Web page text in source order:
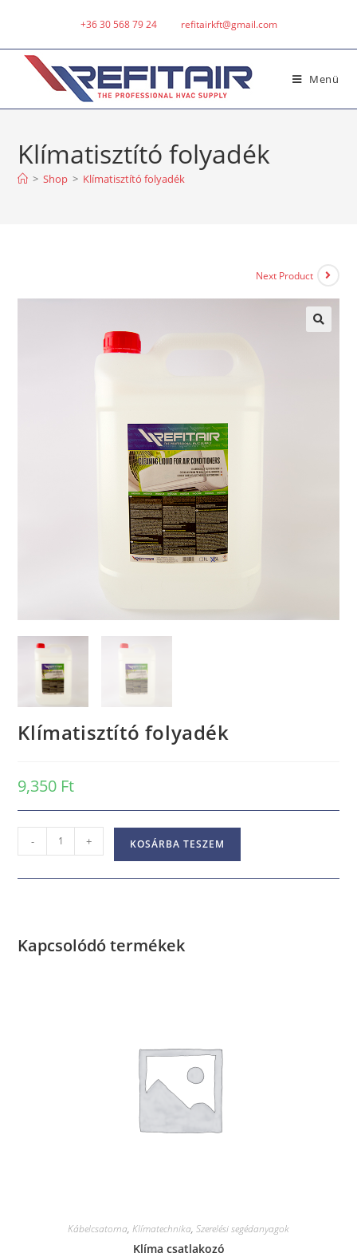
+36 30 568 79 24 refitairkft@gmail.com
Menü
Klímatisztító folyadék
> Shop > Klímatisztító folyadék
Next Product
Klímatisztító folyadék
9,350 Ft
- + KOSÁRBA TESZEM
Kapcsolódó termékek
Kábelcsatorna, Klímatechnika, Szerelési segédanyagok
Klíma csatlakozó